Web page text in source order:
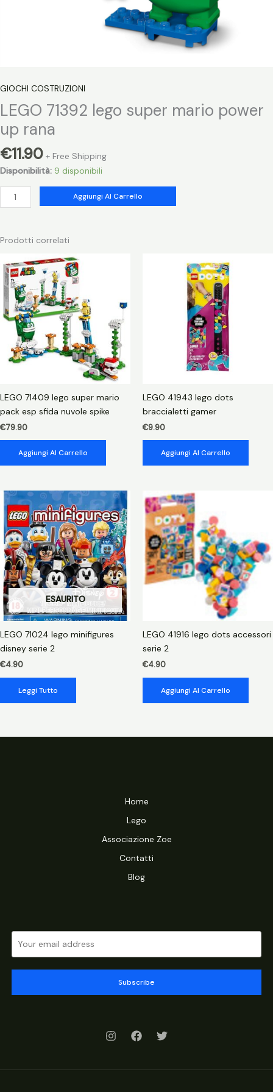
GIOCHI COSTRUZIONI
LEGO 71392 lego super mario power
up rana
€11.90 + Free Shipping
Disponibilità: 9 disponibili
LEGO
71392
super
power
up
rana
quantità
Aggiungi Al Carrello
Prodotti correlati
LEGO 71409 lego super mario
pack esp sfida nuvole spike
€79.90
Aggiungi Al Carrello
LEGO 41943 lego dots
braccialetti gamer
€9.90
Aggiungi Al Carrello
ESAURITO
LEGO 71024 lego minifigures
disney serie 2
€4.90
Leggi Tutto
LEGO 41916 lego dots accessori
serie 2
€4.90
Aggiungi Al Carrello
Home
Lego
Associazione Zoe
Contatti
Blog
Subscribe